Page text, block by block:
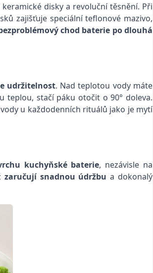
disky a revoluční těsnění. Při
zajišťuje speciální teflonové mazivo,
chod baterie po dlouhá
udržitelnost. Nad teplotou vody máte
teplou, stačí páku otočit o 90° doleva.
u každodenních rituálů jako je mytí
kuchyňské baterie, nezávisle na
zaručují snadnou údržbua dokonalý